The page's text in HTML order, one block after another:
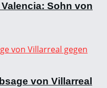
Sohn von
von Villarreal